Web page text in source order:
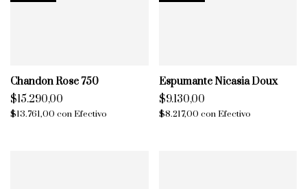
Chandon Rose 750
$15.290,00
$13.761,00 conEfectivo
Espumante Nicasia Doux
$9.130,00
$8.217,00 con Efectivo